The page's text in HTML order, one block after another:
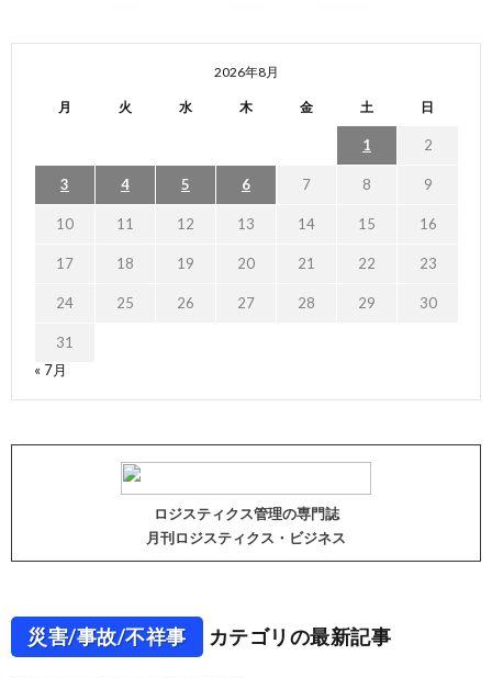
2026年8月
月 火 水 木 金 土 日
1 2
3 4 5 6 7 8 9
10 11 12 13 14 15 16
17 18 19 20 21 22 23
24 25 26 27 28 29 30
31
« 7月
ロジスティクス管理の専門誌
月刊ロジスティクス・ビジネス
災害/事故/不祥事 カテゴリの最新記事